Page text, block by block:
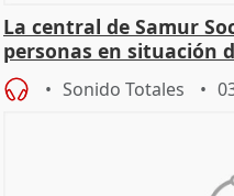
La central de Samur
personas en situación
de Calor
Sonido Totales